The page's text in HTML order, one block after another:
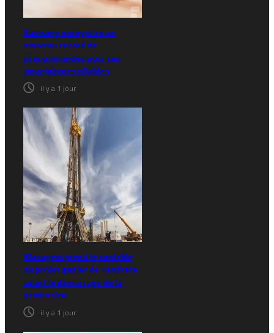
Samsung enregistre un
nouveau record de
précommandes pour ses
smartphones pliables
il y a 1 jour
Managem prend le contrôle
du projet gazier de Tendrara
avant le démarrage de la
production
il y a 1 jour